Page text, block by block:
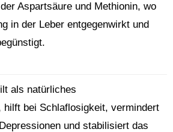
Aspartsäure und Methionin, wo
in der Leber entgegenwirkt und
als natürliches
hilft bei Schlaflosigkeit, vermindert
und stabilisiert das